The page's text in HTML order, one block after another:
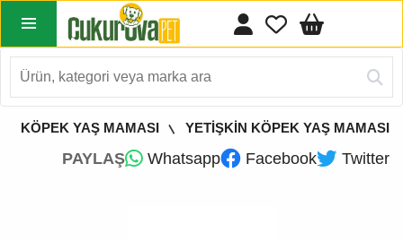
KÖPEK YAŞ MAMASI YETİŞKİN KÖPEK YAŞ MAMASI
PAYLAŞ Whatsapp Facebook Twitter